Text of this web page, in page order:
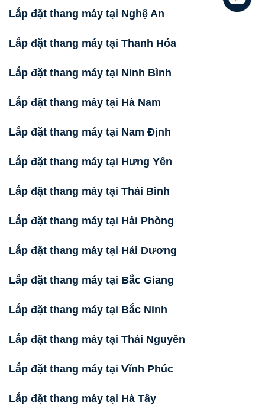
Lắp đặt thang máy tại Nghệ An
Lắp đặt thang máy tại Thanh Hóa
Lắp đặt thang máy tại Ninh Bình
Lắp đặt thang máy tại Hà Nam
Lắp đặt thang máy tại Nam Định
Lắp đặt thang máy tại Hưng Yên
Lắp đặt thang máy tại Thái Bình
Lắp đặt thang máy tại Hải Phòng
Lắp đặt thang máy tại Hải Dương
Lắp đặt thang máy tại Bắc Giang
Lắp đặt thang máy tại Bắc Ninh
Lắp đặt thang máy tại Thái Nguyên
Lắp đặt thang máy tại Vĩnh Phúc
Lắp đặt thang máy tại Hà Tây